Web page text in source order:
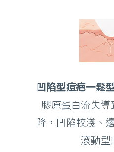
凹陷型痘疤一鬆
膠原蛋白流失
降，凹陷較淺、
滾動型